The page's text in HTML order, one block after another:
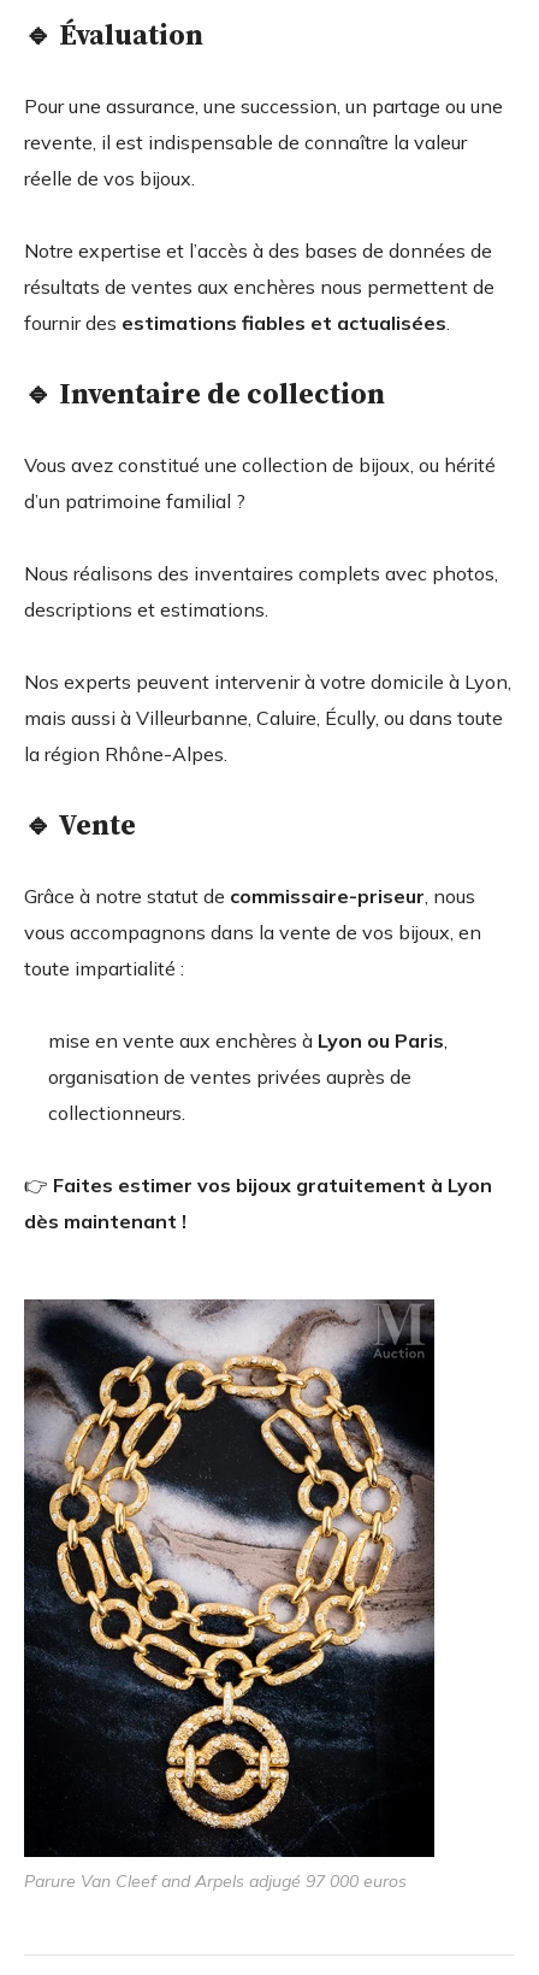
🔹 Évaluation
Pour une assurance, une succession, un partage ou une
revente, il est indispensable de connaître la valeur
réelle de vos bijoux.
Notre expertise et l’accès à des bases de données de
résultats de ventes aux enchères nous permettent de
fournir des estimations fiables et actualisées.
🔹 Inventaire de collection
Vous avez constitué une collection de bijoux, ou hérité
d’un patrimoine familial ?
Nous réalisons des inventaires complets avec photos,
descriptions et estimations.
Nos experts peuvent intervenir à votre domicile à Lyon,
mais aussi à Villeurbanne, Caluire, Écully, ou dans toute
la région Rhône-Alpes.
🔹 Vente
Grâce à notre statut de commissaire-priseur, nous
vous accompagnons dans la vente de vos bijoux, en
toute impartialité :
mise en vente aux enchères à Lyon ou Paris,
organisation de ventes privées auprès de
collectionneurs.
👉 Faites estimer vos bijoux gratuitement à Lyon
dès maintenant !
Parure Van Cleef and Arpels adjugé 97 000 euros